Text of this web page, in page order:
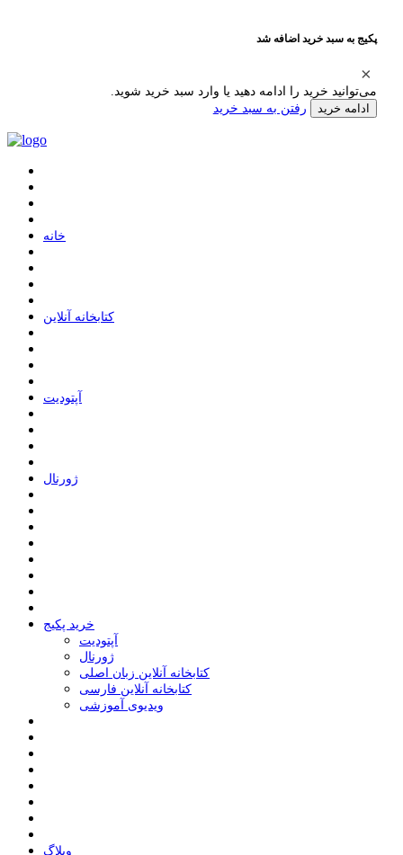
پکیج به سبد خرید اضافه شد
می‌توانید خرید را ادامه دهید یا وارد سبد خرید شوید.
ادامه خرید رفتن به سبد خرید
ﺧﺎﻧﻪ
ﮐﺘﺎﺑﺨﺎﻧﻪ ﺁﻧﻼﯾﻦ
ﺁﭘﺘﻮﺩﯾﺖ
ﮊﻭﺭﻧﺎﻝ
خرید پکیج
ﺁﭘﺘﻮﺩﯾﺖ
ﮊﻭﺭﻧﺎﻝ
کتابخانه آنلاین زبان اصلی
کتابخانه آنلاین فارسی
ویدیوی آموزشی
وبلاگ